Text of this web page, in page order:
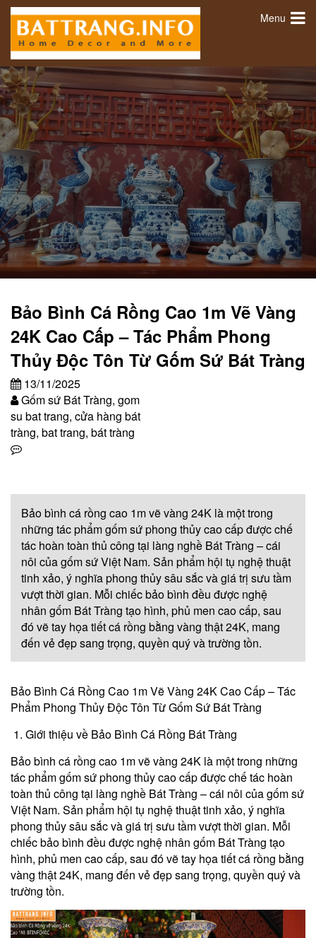
Menu
Bảo Bình Cá Rồng Cao 1m Vẽ Vàng
24K Cao Cấp – Tác Phẩm Phong
Thủy Độc Tôn Từ Gốm Sứ Bát Tràng
13/11/2025
Gốm sứ Bát Tràng, gom
su bat trang, cửa hàng bát
tràng, bat trang, bát tràng
Bảo bình cá rồng cao 1m vẽ vàng 24K là một trong
những tác phẩm gốm sứ phong thủy cao cấp được chế
tác hoàn toàn thủ công tại làng nghề Bát Tràng – cái
nôi của gốm sứ Việt Nam. Sản phẩm hội tụ nghệ thuật
tinh xảo, ý nghĩa phong thủy sâu sắc và giá trị sưu tầm
vượt thời gian. Mỗi chiếc bảo bình đều được nghệ
nhân gốm Bát Tràng tạo hình, phủ men cao cấp, sau
đó vẽ tay họa tiết cá rồng bằng vàng thật 24K, mang
đến vẻ đẹp sang trọng, quyền quý và trường tồn.
Bảo Bình Cá Rồng Cao 1m Vẽ Vàng 24K Cao Cấp – Tác
Phẩm Phong Thủy Độc Tôn Từ Gốm Sứ Bát Tràng
1. Giới thiệu về Bảo Bình Cá Rồng Bát Tràng
Bảo bình cá rồng cao 1m vẽ vàng 24K là một trong những
tác phẩm gốm sứ phong thủy cao cấp được chế tác hoàn
toàn thủ công tại làng nghề Bát Tràng – cái nôi của gốm sứ
Việt Nam. Sản phẩm hội tụ nghệ thuật tinh xảo, ý nghĩa
phong thủy sâu sắc và giá trị sưu tầm vượt thời gian. Mỗi
chiếc bảo bình đều được nghệ nhân gốm Bát Tràng tạo
hình, phủ men cao cấp, sau đó vẽ tay họa tiết cá rồng bằng
vàng thật 24K, mang đến vẻ đẹp sang trọng, quyền quý và
trường tồn.